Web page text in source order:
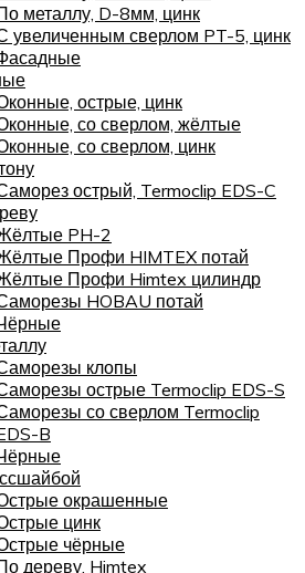
металлу, D-8мм, цинк
увеличенным сверлом PT-5, цинк
острые, цинк
со сверлом, жёлтые
со сверлом, цинк
острый, Termoclip EDS-C
PH-2
Профи HIMTEX потай
Профи Himtex цилиндр
HOBAU потай
клопы
острые Termoclip EDS-S
со сверлом Termoclip
B
окрашенные
цинк
чёрные
дереву, Himtex